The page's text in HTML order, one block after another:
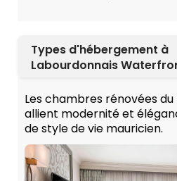
Types d'hébergement à
Labourdonnais
Les chambres rénovées
allient modernité et
de style de vie mauricien.